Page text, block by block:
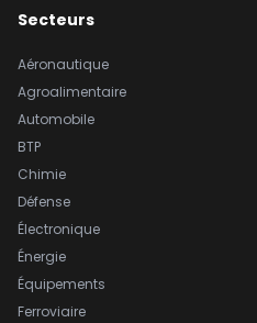
Secteurs
Aéronautique
Agroalimentaire
Automobile
BTP
Chimie
Défense
Électronique
Énergie
Équipements
Ferroviaire